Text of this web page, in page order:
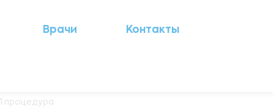
Врачи
Контакты
процедура